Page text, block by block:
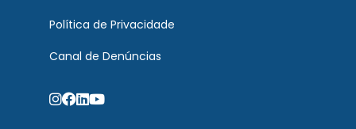
Política de Privacidade
Canal de Denúncias